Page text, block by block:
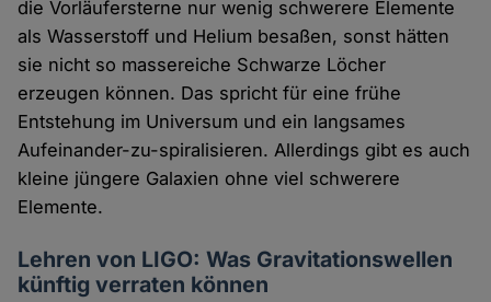
die Vorläufersterne nur wenig schwerere Elemente
als Wasserstoff und Helium besaßen, sonst hätten
sie nicht so massereiche Schwarze Löcher
erzeugen können. Das spricht für eine frühe
Entstehung im Universum und ein langsames
Aufeinander-zu-spiralisieren. Allerdings gibt es auch
kleine jüngere Galaxien ohne viel schwerere
Elemente.
Lehren von LIGO: Was Gravitationswellen
künftig verraten können